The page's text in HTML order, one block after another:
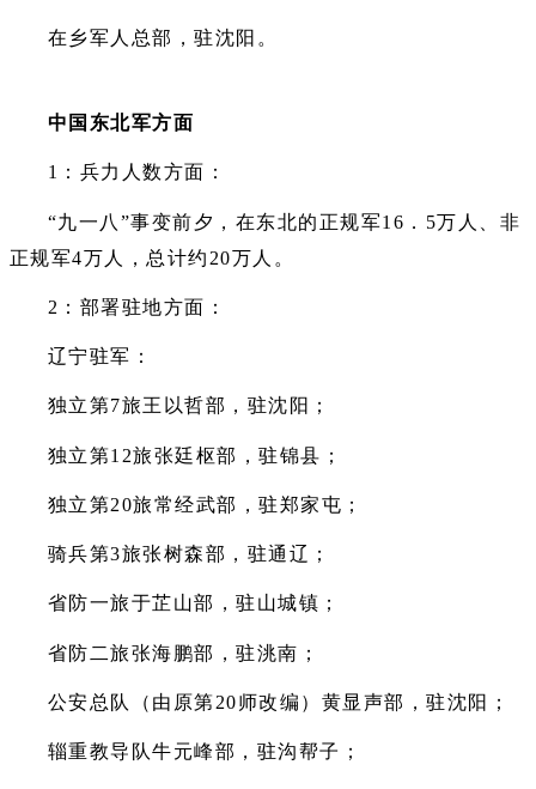
在乡军人总部，驻沈阳。
中国东北军方面
1：兵力人数方面：
“九一八”事变前夕，在东北的正规军16．5万人、非
正规军4万人，总计约20万人。
2：部署驻地方面：
辽宁驻军：
独立第7旅王以哲部，驻沈阳；
独立第12旅张廷枢部，驻锦县；
独立第20旅常经武部，驻郑家屯；
骑兵第3旅张树森部，驻通辽；
省防一旅于芷山部，驻山城镇；
省防二旅张海鹏部，驻洮南；
公安总队（由原第20师改编）黄显声部，驻沈阳；
辎重教导队牛元峰部，驻沟帮子；